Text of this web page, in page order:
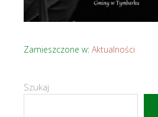
Zamieszczone w: Aktualności
Szukaj